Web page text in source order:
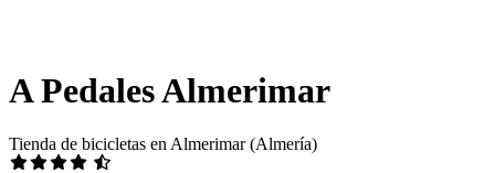
A Pedales Almerimar
Tienda de bicicletas en Almerimar (Almería)